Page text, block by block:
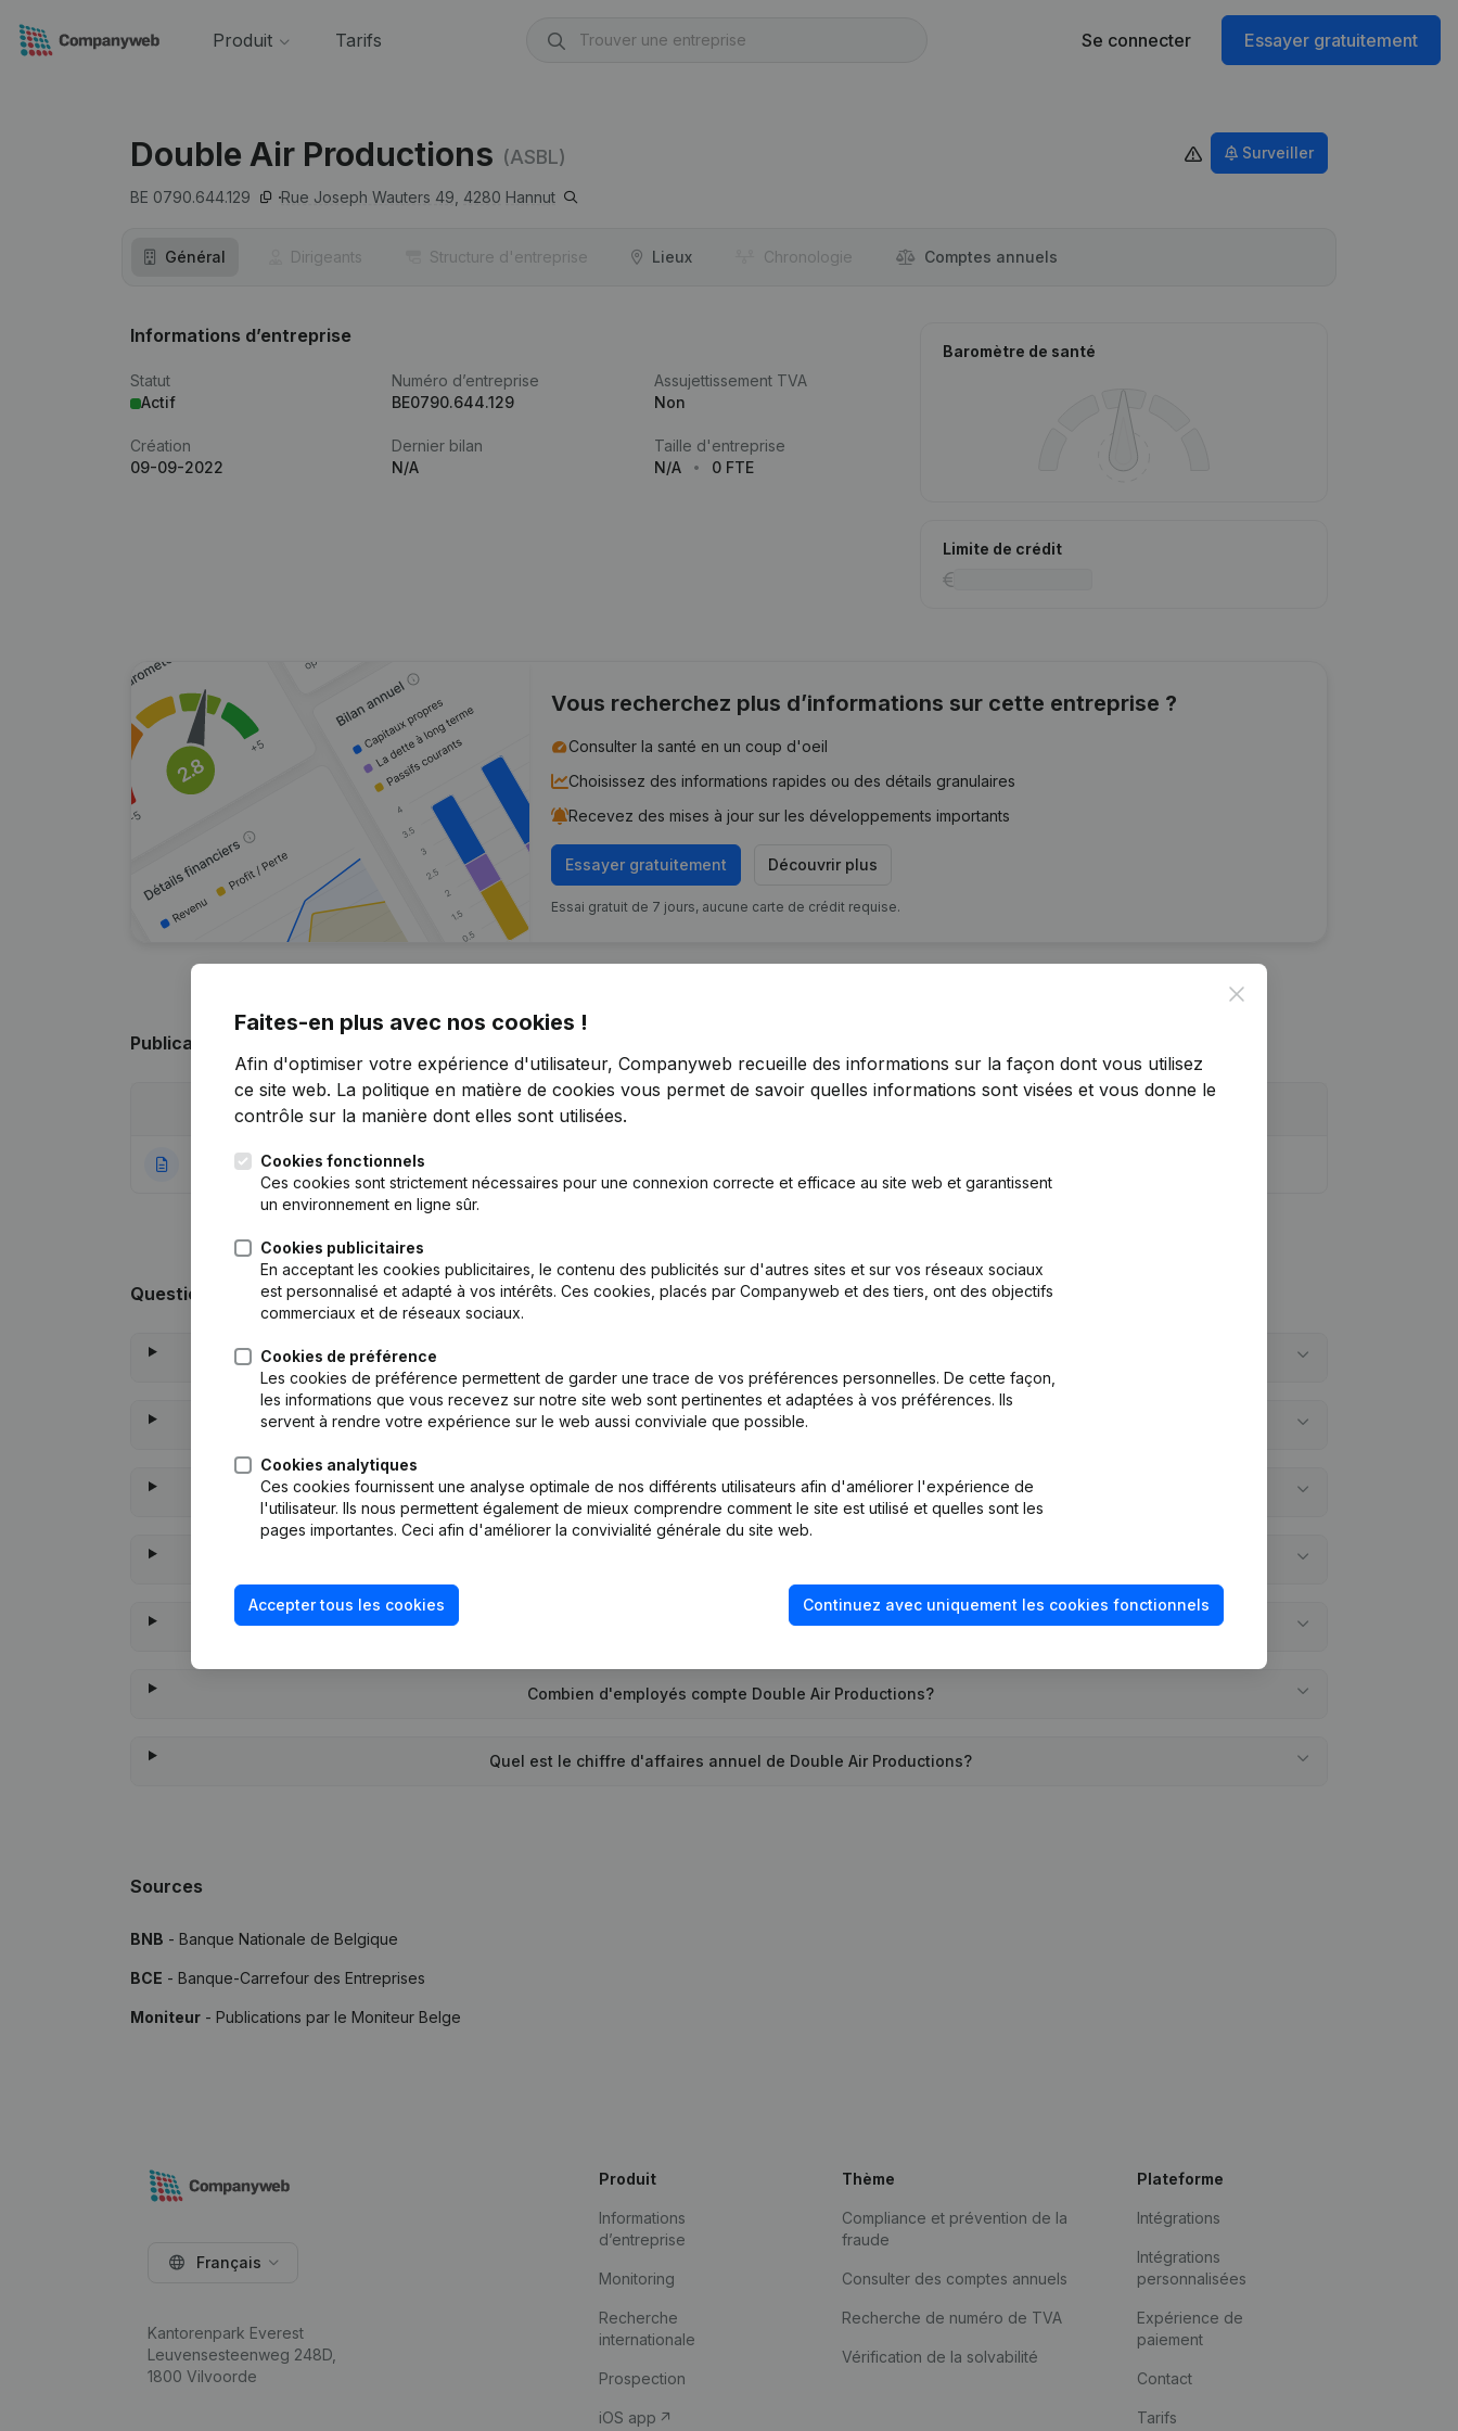
Produit Tarifs Se connecter Essayer gratuitement
Double Air Productions (ASBL)
BE 0790.644.129 Rue Joseph Wauters 49, 4280 Hannut
Surveiller
Général Dirigeants Structure d'entreprise Lieux Chronologie Comptes annuels
Informations d’entreprise
Statut
Actif
Numéro d’entreprise
BE0790.644.129
Assujettissement TVA
Non
Création
09-09-2022
Dernier bilan
N/A
Taille d'entreprise
N/A
0 FTE
Baromètre de santé
Limite de crédit
Vous recherchez plus d’informations sur cette entreprise ?
Consulter la santé en un coup d'oeil
Choisissez des informations rapides ou des détails granulaires
Recevez des mises à jour sur les développements importants
Essayer gratuitement Découvrir plus
Essai gratuit de 7 jours, aucune carte de crédit requise.
Publications
Publication
13-09-2022 Rubrique Constitution (Nouvelle Personne Morale, Ouverture Succursale, etc...)
Questions fréquemment posées
Quel est l'identifiant PEPPOL de Double Air Productions?
Quand la société Double Air Productions a-t-elle été créée?
À quand remonte la dernière fois que Double Air Productions a déposé des comptes annuels?
Combien d'employés compte Double Air Productions?
Quel est le chiffre d'affaires annuel de Double Air Productions?
Sources
BNB - Banque Nationale de Belgique
BCE - Banque-Carrefour des Entreprises
Moniteur - Publications par le Moniteur Belge
Close
Faites-en plus avec nos cookies !
Afin d'optimiser votre expérience d'utilisateur, Companyweb recueille des informations sur la façon dont vous utilisez
ce site web. La politique en matière de cookies vous permet de savoir quelles informations sont visées et vous donne le
contrôle sur la manière dont elles sont utilisées.
Cookies fonctionnels
Ces cookies sont strictement nécessaires pour une connexion correcte et efficace au site web et garantissent
un environnement en ligne sûr.
Cookies publicitaires
En acceptant les cookies publicitaires, le contenu des publicités sur d'autres sites et sur vos réseaux sociaux
est personnalisé et adapté à vos intérêts. Ces cookies, placés par Companyweb et des tiers, ont des objectifs
commerciaux et de réseaux sociaux.
Cookies de préférence
Les cookies de préférence permettent de garder une trace de vos préférences personnelles. De cette façon,
les informations que vous recevez sur notre site web sont pertinentes et adaptées à vos préférences. Ils
servent à rendre votre expérience sur le web aussi conviviale que possible.
Cookies analytiques
Ces cookies fournissent une analyse optimale de nos différents utilisateurs afin d'améliorer l'expérience de
l'utilisateur. Ils nous permettent également de mieux comprendre comment le site est utilisé et quelles sont les
pages importantes. Ceci afin d'améliorer la convivialité générale du site web.
Accepter tous les cookies Continuez avec uniquement les cookies fonctionnels
Français
Kantorenpark Everest
Leuvensesteenweg 248D,
1800 Vilvoorde
Produit
Informations
d’entreprise
Monitoring
Recherche
internationale
Prospection
iOS app
Thème
Compliance et prévention de la
fraude
Consulter des comptes annuels
Recherche de numéro de TVA
Vérification de la solvabilité
Plateforme
Intégrations
Intégrations
personnalisées
Expérience de
paiement
Contact
Tarifs